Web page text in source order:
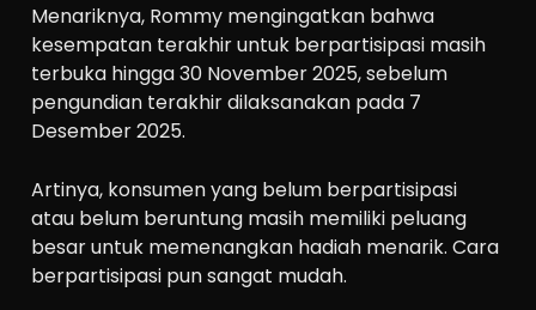
Menariknya, Rommy mengingatkan bahwa
kesempatan terakhir untuk berpartisipasi masih
terbuka hingga 30 November 2025, sebelum
pengundian terakhir dilaksanakan pada 7
Desember 2025.
Artinya, konsumen yang belum berpartisipasi
atau belum beruntung masih memiliki peluang
besar untuk memenangkan hadiah menarik. Cara
berpartisipasi pun sangat mudah.